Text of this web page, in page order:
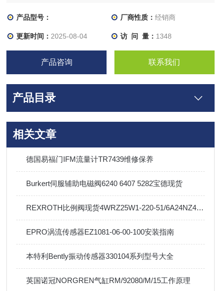
时在介质管路中提供限压阀。如果由于磨损而造成密封阀芯（软
产品型号： 厂商性质： 经销商
更新时间： 2025-08-04 访 问 量： 1348
产品咨询 联系我们
产品目录
相关文章
德国易福门IFM流量计TR7439维修保养
Burkert伺服辅助电磁阀6240 6407 5282宝德现货
REXROTH比例阀现货4WRZ25W1-220-51/6A24NZ4/D3M
EPRO涡流传感器EZ1081-06-00-100安装指南
本特利Bently振动传感器330104系列型号大全
英国诺冠NORGREN气缸RM/92080/M/15工作原理